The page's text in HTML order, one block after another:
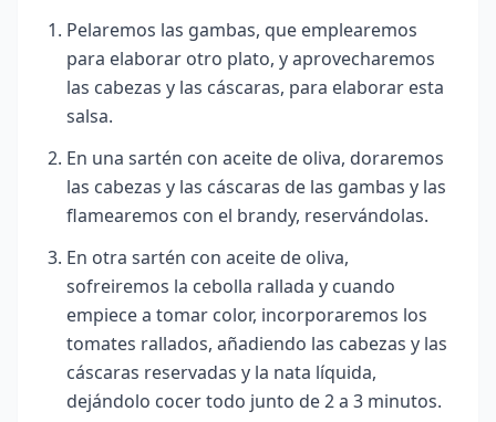
Pelaremos las gambas, que emplearemos
para elaborar otro plato, y aprovecharemos
las cabezas y las cáscaras, para elaborar esta
salsa.
En una sartén con aceite de oliva, doraremos
las cabezas y las cáscaras de las gambas y las
flamearemos con el brandy, reservándolas.
En otra sartén con aceite de oliva,
sofreiremos la cebolla rallada y cuando
empiece a tomar color, incorporaremos los
tomates rallados, añadiendo las cabezas y las
cáscaras reservadas y la nata líquida,
dejándolo cocer todo junto de 2 a 3 minutos.